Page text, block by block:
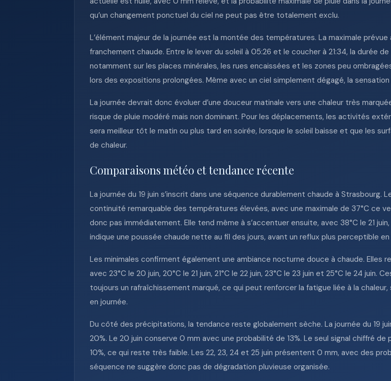
qu’un changement ponctuel du ciel ne peut pas être totalement exclu.
L’élément majeur de la journée est la montée des températures. La maximale
franchement chaude. Entre le lever du soleil à 05:26 et le coucher à 21:34, la durée
notamment sur les places minérales, les rues encaissées et les zones peu
lors des expositions prolongées. Même avec un ciel simplement dégagé, la
La journée devrait donc évoluer d’une douceur matinale vers une chaleur très
risque de pluie modéré mais non dominant. Pour les déplacements, les activités
sera meilleur tôt le matin ou plus tard en soirée, lorsque le soleil baisse et que les
de chaleur.
Comparaisons météo et tendance récente
La journée du 19 juin s’inscrit dans une séquence durablement chaude à Strasbourg.
continuité remarquable des températures élevées, avec une maximale de 37°C ce
donc pas immédiatement. Elle tend même à s’accentuer ensuite, avec 38°C le 21
indique une poussée chaude nette au fil des jours, avant un reflux plus perceptible
Les minimales confirment également une ambiance nocturne douce à chaude. Elles
avec 23°C le 20 juin, 20°C le 21 juin, 21°C le 22 juin, 23°C le 23 juin et 25°C le 24
toujours un rafraîchissement marqué, ce qui peut renforcer la fatigue liée à la
en journée.
Du côté des précipitations, la tendance reste globalement sèche. La journée du 19
20%. Le 20 juin conserve 0 mm avec une probabilité de 13%. Le seul signal chiffré
10%, ce qui reste très faible. Les 22, 23, 24 et 25 juin présentent 0 mm, avec des
séquence ne suggère donc pas de dégradation pluvieuse organisée.